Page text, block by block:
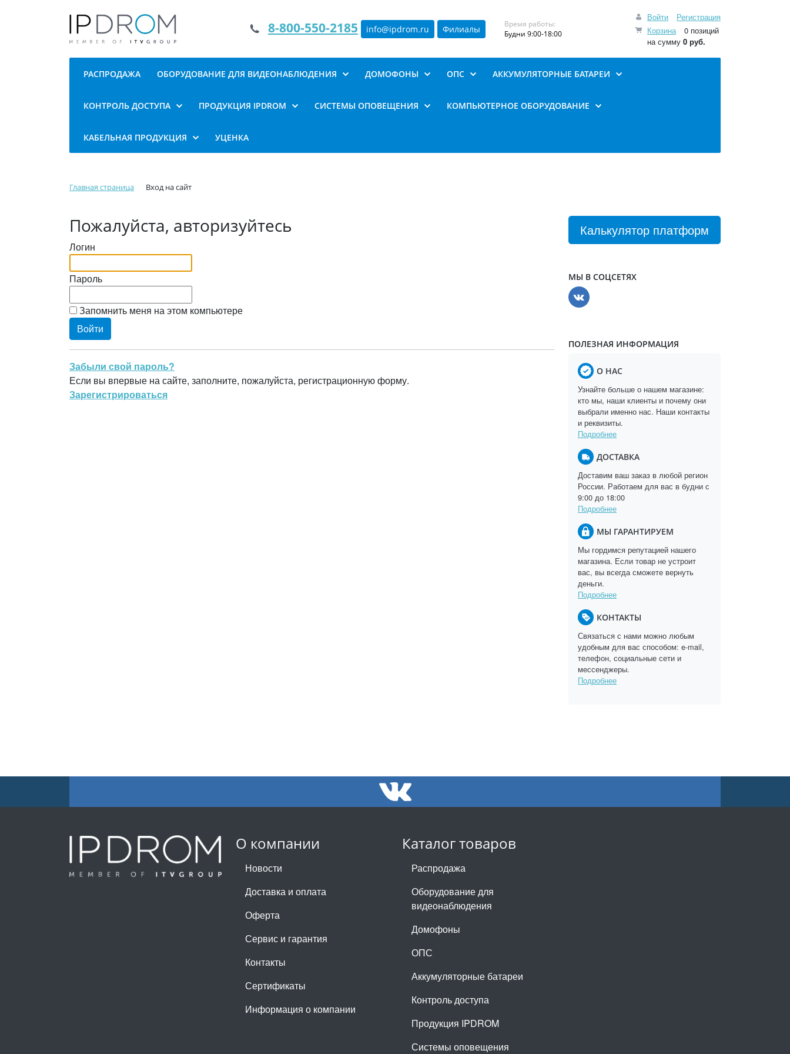
Войти
Регистрация
Корзина
0 позиций
на сумму 0 руб.
8-800-550-2185 info@ipdrom.ru Филиалы
Время работы:
Будни 9:00-18:00
РАСПРОДАЖА ОБОРУДОВАНИЕ ДЛЯ ВИДЕОНАБЛЮДЕНИЯ ДОМОФОНЫ ОПС АККУМУЛЯТОРНЫЕ БАТАРЕИ
КОНТРОЛЬ ДОСТУПА ПРОДУКЦИЯ IPDROM СИСТЕМЫ ОПОВЕЩЕНИЯ КОМПЬЮТЕРНОЕ ОБОРУДОВАНИЕ
КАБЕЛЬНАЯ ПРОДУКЦИЯ УЦЕНКА
Главная страница Вход на сайт
Пожалуйста, авторизуйтесь
Логин
Пароль
Запомнить меня на этом компьютере
Забыли свой пароль?
Если вы впервые на сайте, заполните, пожалуйста, регистрационную форму.
Зарегистрироваться
Калькулятор платформ
МЫ В СОЦСЕТЯХ
ПОЛЕЗНАЯ ИНФОРМАЦИЯ
О НАС
Узнайте больше о нашем магазине:
кто мы, наши клиенты и почему они
выбрали именно нас. Наши контакты
и реквизиты.
Подробнее
ДОСТАВКА
Доставим ваш заказ в любой регион
России. Работаем для вас в будни с
9:00 до 18:00
Подробнее
МЫ ГАРАНТИРУЕМ
Мы гордимся репутацией нашего
магазина. Если товар не устроит
вас, вы всегда сможете вернуть
деньги.
Подробнее
КОНТАКТЫ
Связаться с нами можно любым
удобным для вас способом: e-mail,
телефон, социальные сети и
мессенджеры.
Подробнее
О компании
Новости
Доставка и оплата
Оферта
Сервис и гарантия
Контакты
Сертификаты
Информация о компании
Каталог товаров
Распродажа
Оборудование для
видеонаблюдения
Домофоны
ОПС
Аккумуляторные батареи
Контроль доступа
Продукция IPDROM
Системы оповещения